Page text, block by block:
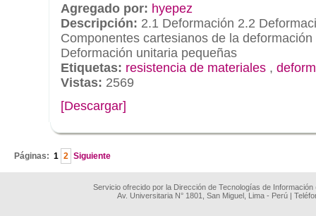
Agregado por: hyepez
Descripción: 2.1 Deformación 2.2
Componentes cartesianos de la
Deformación unitaria pequeñas
Etiquetas: resistencia de materiales ,
Vistas: 2569
[Descargar]
Páginas: 1 2 Siguiente
Servicio ofrecido por la Dirección de Tecnologías de
Av. Universitaria N° 1801, San Miguel, Lima - Perú |